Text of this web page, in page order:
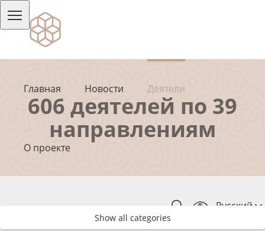
Главная Новости Деятели
О проекте
Русский
606 деятелей по 39
направлениям
Show all categories